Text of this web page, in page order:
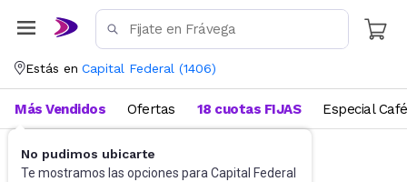
Estás en Capital Federal (1406)
No pudimos ubicarte
Te mostramos las opciones para Capital Federal
Más Vendidos Ofertas 18 cuotas FIJAS Especial Café
Accesorios Anteojos de sol